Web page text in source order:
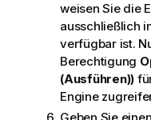
weisen Sie die
ausschließlich
verfügbar ist.
Berechtigung
(Ausführen))
Engine